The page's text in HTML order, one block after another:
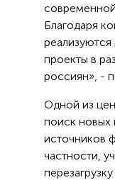
Благодаря
проекты в
россиян», -
Одной из
поиск
источников
частности,